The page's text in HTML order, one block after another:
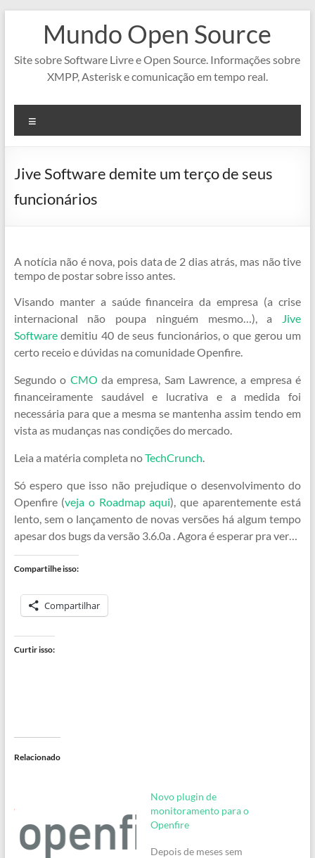
conteúdo
Mundo Open Source
Site sobre Software Livre e Open Source. Informações sobre
XMPP, Asterisk e comunicação em tempo real.
Jive Software demite um terço de seus
funcionários
A notícia não é nova, pois data de 2 dias atrás, mas não tive
tempo de postar sobre isso antes.
Visando manter a saúde financeira da empresa (a crise
internacional não poupa ninguém mesmo…), a Jive
Softwaredemitiu 40 de seus funcionários, o que gerou um
certo receio e dúvidas na comunidade Openfire.
Segundo o CMO da empresa, Sam Lawrence, a empresa é
financeiramente saudável e lucrativa e a medida foi
necessária para que a mesma se mantenha assim tendo em
vista as mudanças nas condições do mercado.
Leia a matéria completa noTechCrunch.
Só espero que isso não prejudique o desenvolvimento do
Openfire (veja o Roadmap aqui), que aparentemente está
lento, sem o lançamento de novas versões há algum tempo
apesar dos bugs da versão 3.6.0a . Agora é esperar pra ver…
Compartilhe isso:
Compartilhar
Curtir isso:
Relacionado
Novo plugin de
monitoramento para o
Openfire
Depois de meses sem